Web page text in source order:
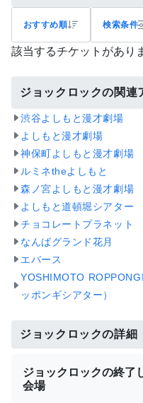
おすすめ順 検索条件
該当するチケットがあり
ジョックロックの関連
渋谷よしもと漫才劇場
よしもと漫才劇場
神保町よしもと漫才劇場
ルミネtheよしもと
森ノ宮よしもと漫才劇場
よしもと道頓堀シアター
チョコレートプラネット
なんばグランド花月
エバース
YOSHIMOTO
ッポンギシアター）
ジョックロックの詳細
ジョックロックの終了
会場